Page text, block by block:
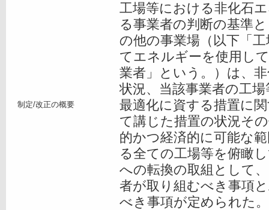
制定/改正の概要
工場等における非化石
る事業者の判断の基準
の他の事業場（以下「
てエネルギーを使用し
業者」という。）は、
状況、当該事業者の工
最適化に資する措置に
て講じた措置の状況そ
的かつ経済的に可能な
る全ての工場等を俯瞰
への転換の取組として
者が取り組むべき事項
べき事項が定められた。